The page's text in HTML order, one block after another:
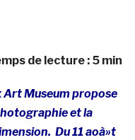
de lecture : 5 min
Art Museum propose
et la
Du 11 aoà»t